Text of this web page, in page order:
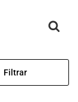
Filtrar